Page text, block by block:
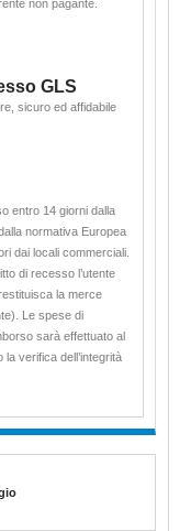
non pagante.
GLS
sicuro ed affidabile
entro 14 giorni dalla
normativa Europea
dai locali commerciali.
di recesso l’utente
la merce
Le spese di
sarà effettuato al
verifica dell’integrità